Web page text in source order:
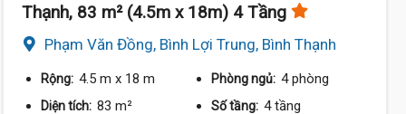
Thạnh, 83 m² (4.5m x 18m) 4 Tầng
Phạm Văn Đồng, Bình Lợi Trung, Bình Thạnh
Rộng: 4.5 m x 18 m Phòng ngủ: 4 phòng
Diện tích: 83 m² Số tầng: 4 tầng